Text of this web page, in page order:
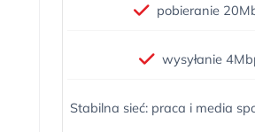
pobieranie
wysyłanie
Stabilna sieć: praca i media